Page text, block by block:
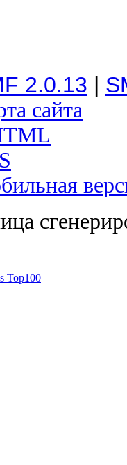
2.0.13 |
сайта